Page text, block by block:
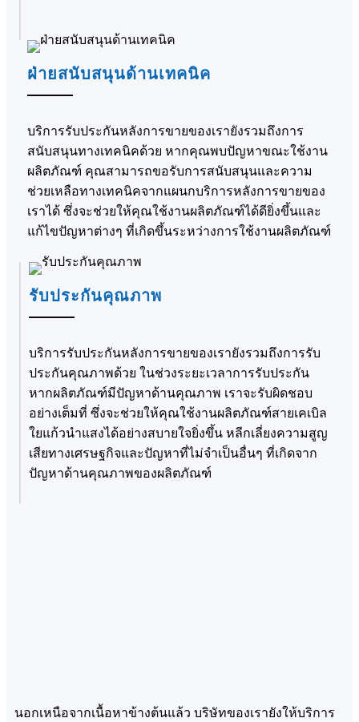
ฝ่ายสนับสนุนด้านเทคนิค
บริการรับประกันหลังการขายของเรายังรวมถึงการ
สนับสนุนทางเทคนิคด้วย หากคุณพบปัญหาขณะใช้งาน
ผลิตภัณฑ์ คุณสามารถขอรับการสนับสนุนและความ
ช่วยเหลือทางเทคนิคจากแผนกบริการหลังการขายของ
เราได้ ซึ่งจะช่วยให้คุณใช้งานผลิตภัณฑ์ได้ดียิ่งขึ้นและ
แก้ไขปัญหาต่างๆ ที่เกิดขึ้นระหว่างการใช้งานผลิตภัณฑ์
รับประกันคุณภาพ
บริการรับประกันหลังการขายของเรายังรวมถึงการรับ
ประกันคุณภาพด้วย ในช่วงระยะเวลาการรับประกัน
หากผลิตภัณฑ์มีปัญหาด้านคุณภาพ เราจะรับผิดชอบ
อย่างเต็มที่ ซึ่งจะช่วยให้คุณใช้งานผลิตภัณฑ์สายเคเบิล
ใยแก้วนำแสงได้อย่างสบายใจยิ่งขึ้น หลีกเลี่ยงความสูญ
เสียทางเศรษฐกิจและปัญหาที่ไม่จำเป็นอื่นๆ ที่เกิดจาก
ปัญหาด้านคุณภาพของผลิตภัณฑ์
นอกเหนือจากเนื้อหาข้างต้นแล้ว บริษัทของเรายังให้บริการ